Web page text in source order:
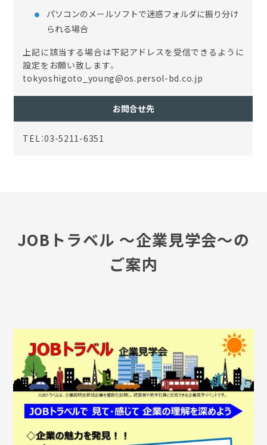
パソコンのメールソフトで迷惑フォルダに振り分け
られる場合
上記に該当する場合は下記アドレスを受信できるように
設定をお願い致します。
tokyoshigoto_young@os.persol-bd.co.jp
お問合せ先
TEL：03-5211-6351
JOBトラベル ～企業見学会～の
ご案内